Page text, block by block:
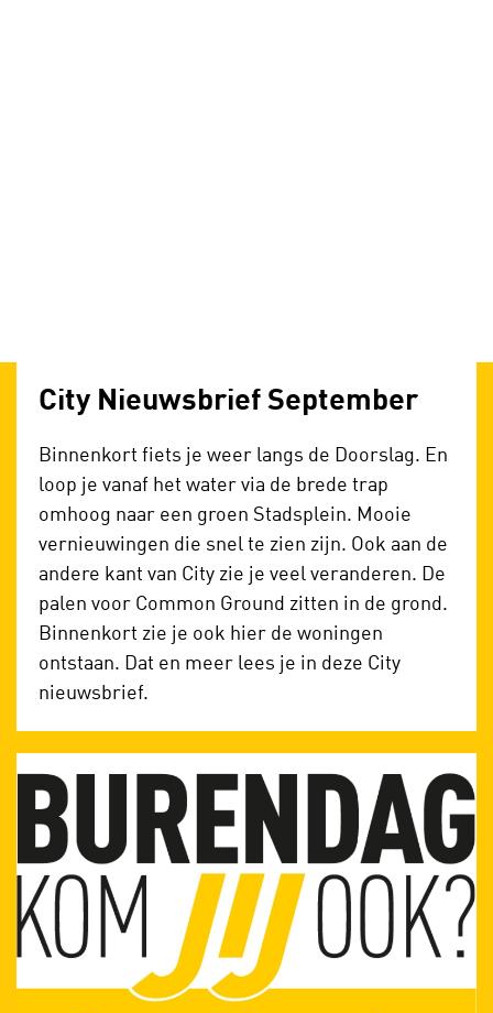
City Nieuwsbrief September
Binnenkort fiets je weer langs de Doorslag. En
loop je vanaf het water via de brede trap
omhoog naar een groen Stadsplein. Mooie
vernieuwingen die snel te zien zijn. Ook aan de
andere kant van City zie je veel veranderen. De
palen voor Common Ground zitten in de grond.
Binnenkort zie je ook hier de woningen
ontstaan. Dat en meer lees je in deze City
nieuwsbrief.